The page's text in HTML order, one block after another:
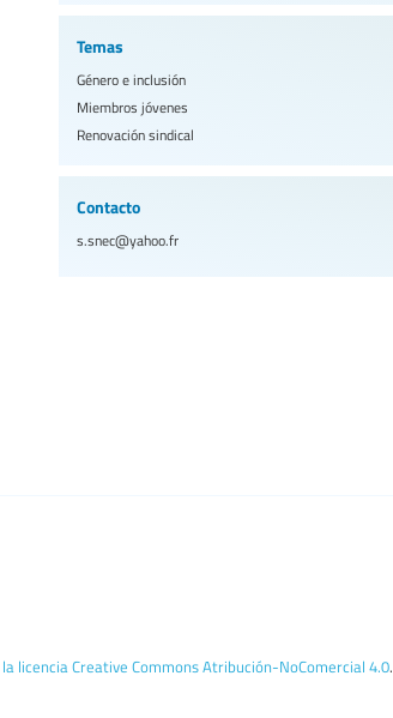
Temas
Género e inclusión
Miembros jóvenes
Renovación sindical
Contacto
s.snec@yahoo.fr
la licencia Creative Commons Atribución-NoComercial 4.0.